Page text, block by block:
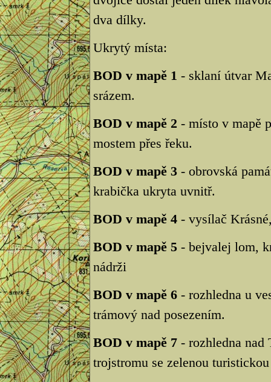
dva dílky.
Ukrytý místa:
BOD v mapě 1 - sklaní útvar
srázem.
BOD v mapě 2 - místo v mapě
mostem přes řeku.
BOD v mapě 3- obrovská
krabička ukryta uvnitř.
BOD v mapě 4- vysílač
BOD v mapě 5- bejvalej lom,
nádrži
BOD v mapě 6- rozhledna u
trámový nad posezením.
BOD v mapě 7- rozhledna nad
trojstromu se zelenou